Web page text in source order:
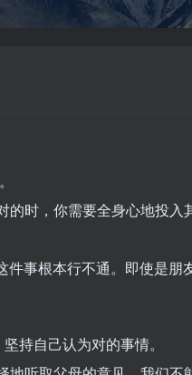
时，你需要全身心地投
事根本行不通。即使是
持自己认为对的事情。